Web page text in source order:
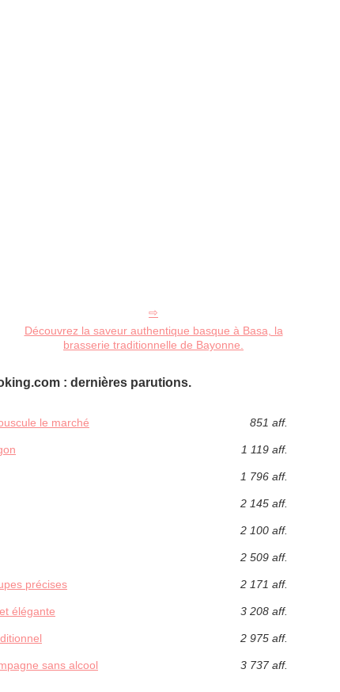
Découvrez la saveur authentique basque à Basa, la
brasserie traditionnelle de Bayonne.
: dernières parutions.
le marché 851 aff.
1 119 aff.
1 796 aff.
2 145 aff.
2 100 aff.
2 509 aff.
précises 2 171 aff.
élégante 3 208 aff.
2 975 aff.
sans alcool 3 737 aff.